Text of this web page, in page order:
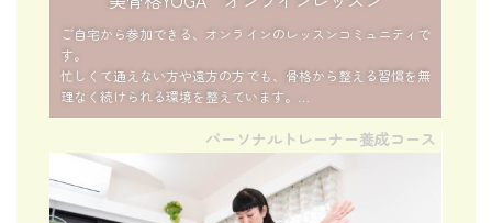
ご自宅から参加できる、オンラインのレッスンコミュニティで
す。
忙しくて通えない方や遠方の方でも、骨格から整える習慣を無
理なく続けられる環境を整えています。
月ごとのテーマに沿ったレッスンやアーカイブ動画で、自分の
ペースで継続できるのが特徴。
日常に気軽に「整える時間」を取り入れたい方におすすめで
す。
パーソナルトレーナー養成コース